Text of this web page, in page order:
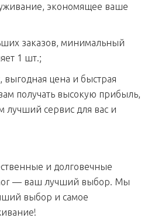
экономящее ваше
заказов, минимальный
1 шт.;
выгодная цена и быстрая
получать высокую прибыль,
лучший сервис для вас и
и долговечные
— ваш лучший выбор. Мы
выбор и самое